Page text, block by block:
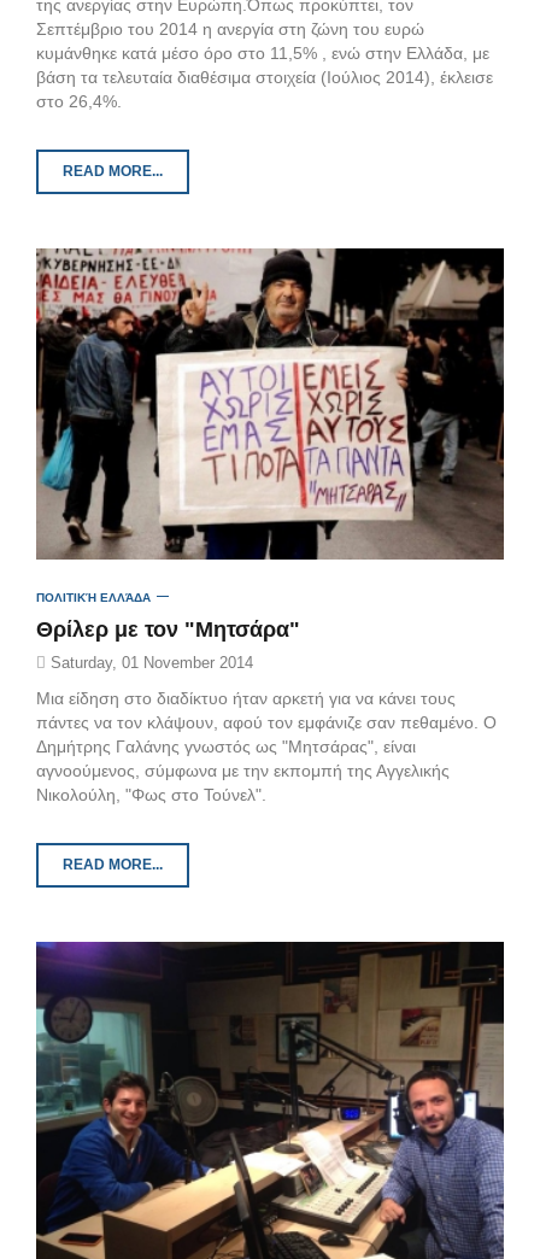
της ανεργίας στην Ευρώπη.Όπως προκύπτει, τον
Σεπτέμβριο του 2014 η ανεργία στη ζώνη του ευρώ
κυμάνθηκε κατά μέσο όρο στο 11,5% , ενώ στην Ελλάδα, με
βάση τα τελευταία διαθέσιμα στοιχεία (Ιούλιος 2014), έκλεισε
στο 26,4%.
READ MORE...
ΠΟΛΙΤΙΚΉ ΕΛΛΆΔΑ
Θρίλερ με τον "Μητσάρα"
Saturday, 01 November 2014
Μια είδηση στο διαδίκτυο ήταν αρκετή για να κάνει τους
πάντες να τον κλάψουν, αφού τον εμφάνιζε σαν πεθαμένο. Ο
Δημήτρης Γαλάνης γνωστός ως "Μητσάρας", είναι
αγνοούμενος, σύμφωνα με την εκπομπή της Αγγελικής
Νικολούλη, "Φως στο Τούνελ".
READ MORE...